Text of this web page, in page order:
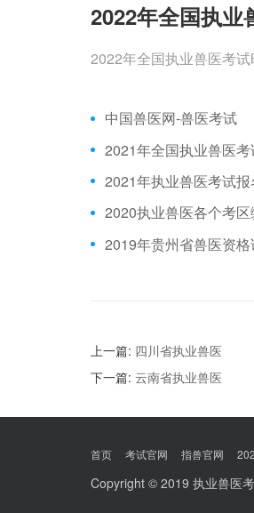
2022年全国执业
2022年全国执业兽医考试
中国兽医网-兽医考试
2021年全国执业兽医
2021年执业兽医考试报
2020执业兽医各个考
2019年贵州省兽医资
上一篇: 四川省执业兽医
下一篇: 云南省执业兽医
首页 考试官网 指兽官网
Copyright © 2019 执业兽医